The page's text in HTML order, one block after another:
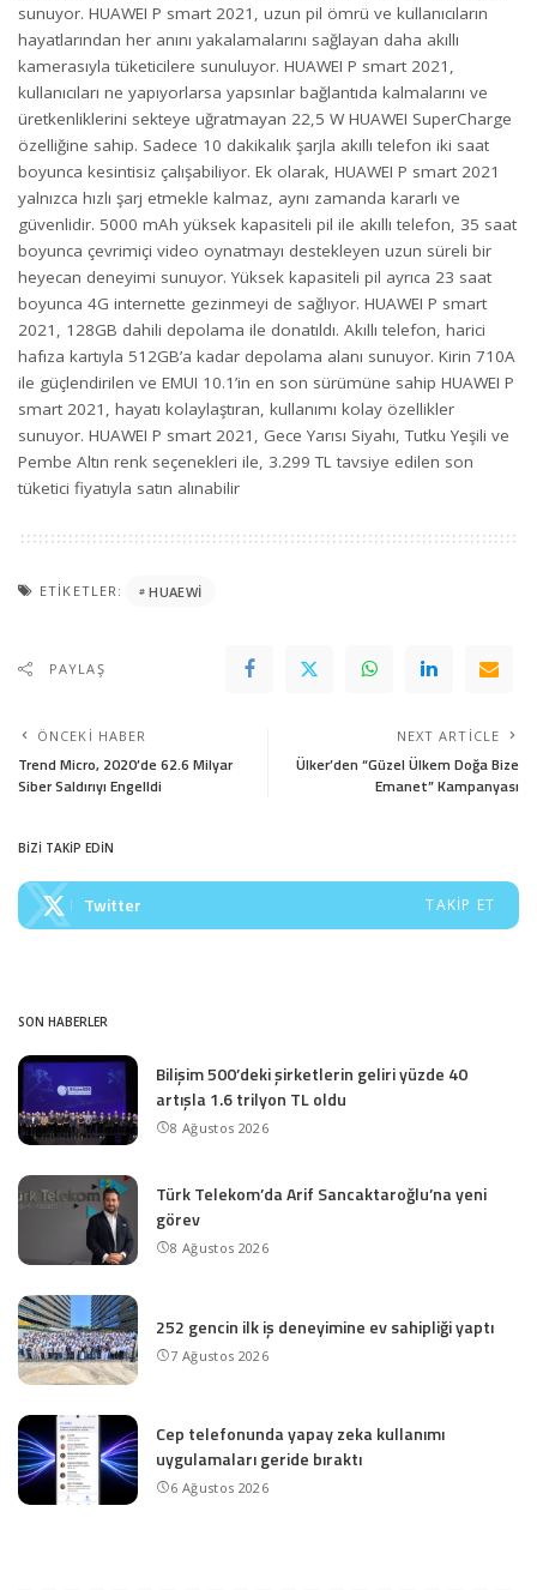
sunuyor. HUAWEI P smart 2021, uzun pil ömrü ve kullanıcıların
hayatlarından her anını yakalamalarını sağlayan daha akıllı
kamerasıyla tüketicilere sunuluyor. HUAWEI P smart 2021,
kullanıcıları ne yapıyorlarsa yapsınlar bağlantıda kalmalarını ve
üretkenliklerini sekteye uğratmayan 22,5 W HUAWEI SuperCharge
özelliğine sahip. Sadece 10 dakikalık şarjla akıllı telefon iki saat
boyunca kesintisiz çalışabiliyor. Ek olarak, HUAWEI P smart 2021
yalnızca hızlı şarj etmekle kalmaz, aynı zamanda kararlı ve
güvenlidir. 5000 mAh yüksek kapasiteli pil ile akıllı telefon, 35 saat
boyunca çevrimiçi video oynatmayı destekleyen uzun süreli bir
heyecan deneyimi sunuyor. Yüksek kapasiteli pil ayrıca 23 saat
boyunca 4G internette gezinmeyi de sağlıyor. HUAWEI P smart
2021, 128GB dahili depolama ile donatıldı. Akıllı telefon, harici
hafıza kartıyla 512GB’a kadar depolama alanı sunuyor. Kirin 710A
ile güçlendirilen ve EMUI 10.1’in en son sürümüne sahip HUAWEI P
smart 2021, hayatı kolaylaştıran, kullanımı kolay özellikler
sunuyor. HUAWEI P smart 2021, Gece Yarısı Siyahı, Tutku Yeşili ve
Pembe Altın renk seçenekleri ile, 3.299 TL tavsiye edilen son
tüketici fiyatıyla satın alınabilir
ETIKETLER: HUAEWI
PAYLAŞ
ÖNCEKI HABER
Trend Micro, 2020’de 62.6 Milyar
Siber Saldırıyı Engelldi
NEXT ARTICLE
Ülker’den “Güzel Ülkem Doğa Bize
Emanet” Kampanyası
BİZİ TAKİP EDİN
Twitter TAKIP ET
SON HABERLER
Bilişim 500’deki şirketlerin geliri yüzde 40
artışla 1.6 trilyon TL oldu
8 Ağustos 2026
Türk Telekom’da Arif Sancaktaroğlu’na yeni
görev
8 Ağustos 2026
252 gencin ilk iş deneyimine ev sahipliği yaptı
7 Ağustos 2026
Cep telefonunda yapay zeka kullanımı
uygulamaları geride bıraktı
6 Ağustos 2026